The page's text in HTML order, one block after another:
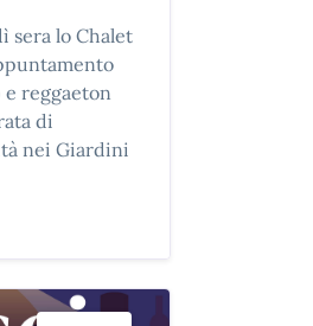
sera lo Chalet
reggaeton
di
nei Giardini